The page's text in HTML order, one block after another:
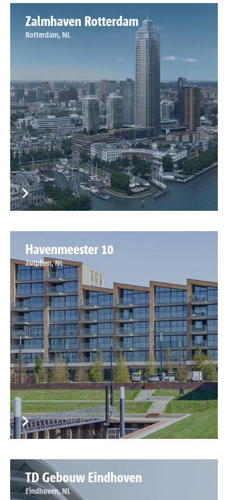
Zalmhaven Rotterdam
Rotterdam, NL
Havenmeester 10
Zutphen, NL
TD Gebouw Eindhoven
Eindhoven, NL